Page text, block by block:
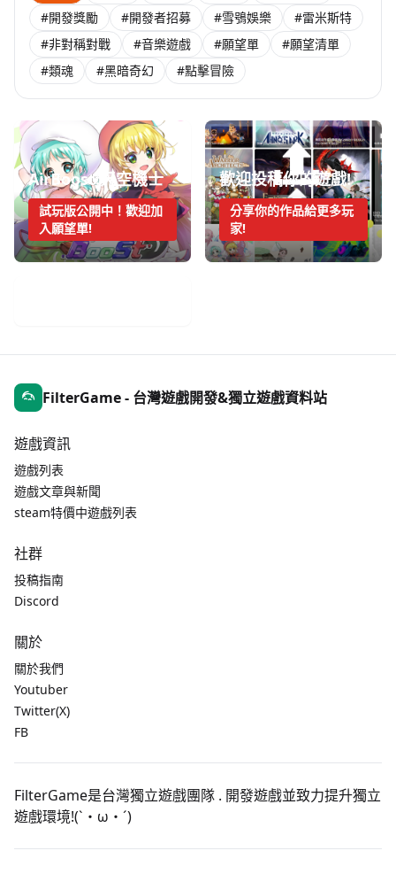
#開發獎勵
#開發者招募 #雪鴞娛樂
#雷米斯特
#非對稱對戰
#音樂遊戲 #願望單
#願望清單
#類魂
#黑暗奇幻 #點擊冒險
AirBoost:天空機士
試玩版公開中！歡迎加
入願望單!
歡迎投稿你的遊戲!
分享你的作品給更多玩
家!
FilterGame - 台灣遊戲開發&獨立遊戲資料站
遊戲資訊
遊戲列表
遊戲文章與新聞
steam特價中遊戲列表
社群
投稿指南
Discord
關於
關於我們
Youtuber
Twitter(X)
FB
FilterGame是台灣獨立遊戲團隊 . 開發遊戲並致力提升獨立
遊戲環境!(`・ω・´)